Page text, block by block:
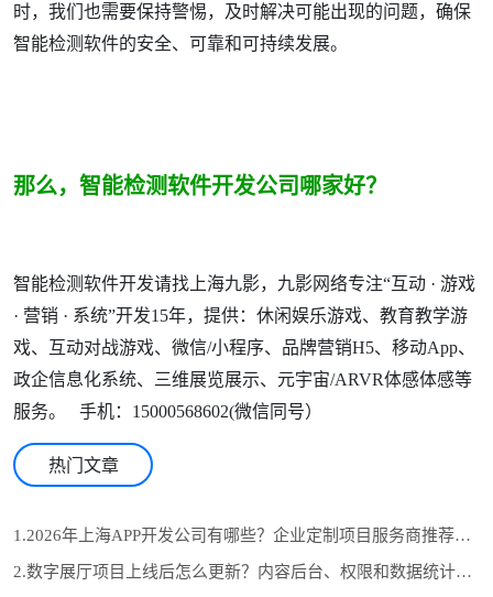
时，我们也需要保持警惕，及时解决可能出现的问题，确保
智能检测软件的安全、可靠和可持续发展。
那么，智能检测软件开发公司哪家好？
智能检测软件开发请找上海九影，九影网络专注“互动 · 游戏
· 营销 · 系统”开发15年，提供：休闲娱乐游戏、教育教学游
戏、互动对战游戏、微信/小程序、品牌营销H5、移动App、
政企信息化系统、三维展览展示、元宇宙/ARVR体感体感等
服务。 手机：15000568602(微信同号）
热门文章
1.2026年上海APP开发公司有哪些？企业定制项目服务商推荐与选型参考
2.数字展厅项目上线后怎么更新？内容后台、权限和数据统计设计